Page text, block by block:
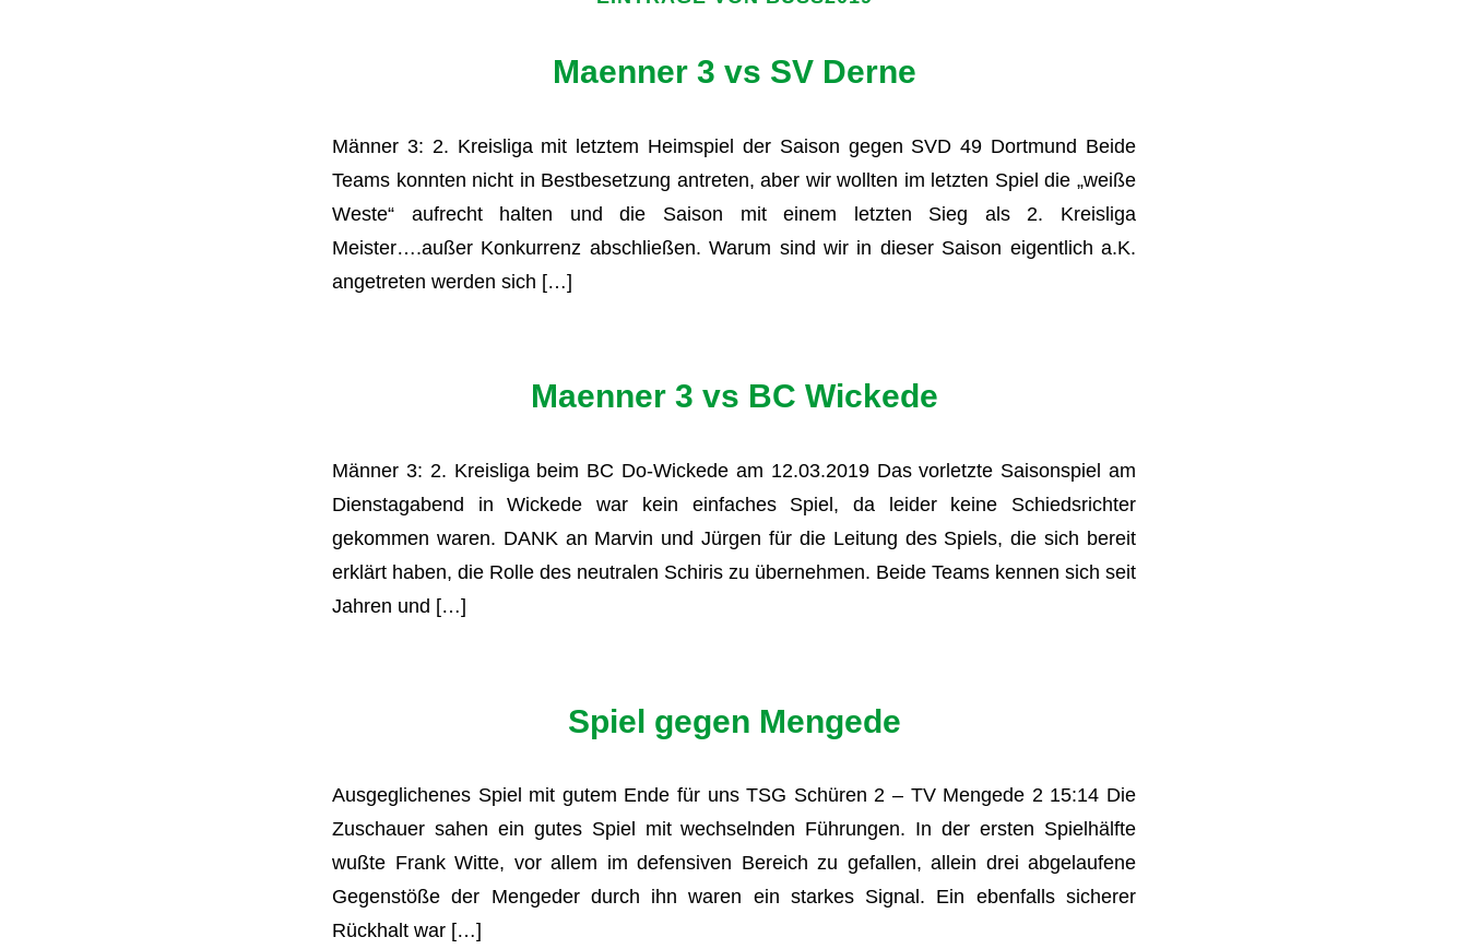
Maenner 3 vs SV Derne
Männer 3: 2. Kreisliga mit letztem Heimspiel der Saison gegen SVD 49 Dortmund Beide
Teams konnten nicht in Bestbesetzung antreten, aber wir wollten im letzten Spiel die „weiße
Weste“ aufrecht halten und die Saison mit einem letzten Sieg als 2. Kreisliga
Meister….außer Konkurrenz abschließen. Warum sind wir in dieser Saison eigentlich a.K.
angetreten werden sich […]
Maenner 3 vs BC Wickede
Männer 3: 2. Kreisliga beim BC Do-Wickede am 12.03.2019 Das vorletzte Saisonspiel am
Dienstagabend in Wickede war kein einfaches Spiel, da leider keine Schiedsrichter
gekommen waren. DANK an Marvin und Jürgen für die Leitung des Spiels, die sich bereit
erklärt haben, die Rolle des neutralen Schiris zu übernehmen. Beide Teams kennen sich seit
Jahren und […]
Spiel gegen Mengede
Ausgeglichenes Spiel mit gutem Ende für uns TSG Schüren 2 – TV Mengede 2 15:14 Die
Zuschauer sahen ein gutes Spiel mit wechselnden Führungen. In der ersten Spielhälfte
wußte Frank Witte, vor allem im defensiven Bereich zu gefallen, allein drei abgelaufene
Gegenstöße der Mengeder durch ihn waren ein starkes Signal. Ein ebenfalls sicherer
Rückhalt war […]